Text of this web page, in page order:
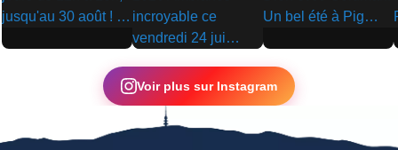
▶
▶
▶
Voir plus sur Instagram